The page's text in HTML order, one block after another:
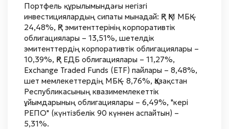
Портфель құрылымындағы негізгі
инвестициялардың сипаты мынадай: ҚР ҚМ МБҚ –
24,48%, ҚР эмитенттерінің корпоративтік
облигациялары – 13,51%, шетелдік
эмитенттердің корпоративтік облигациялары –
10,39%, ҚР ЕДБ облигациялары – 11,27%,
Exchange Traded Funds (ETF) пайлары – 8,48%,
шет мемлекеттердің МБҚ – 8,76%, Қазақстан
Республикасының квазимемлекеттік
ұйымдарының облигациялары – 6,49%, "кері
РЕПО" (күнтізбелік 90 күннен аспайтын) –
5,31%.